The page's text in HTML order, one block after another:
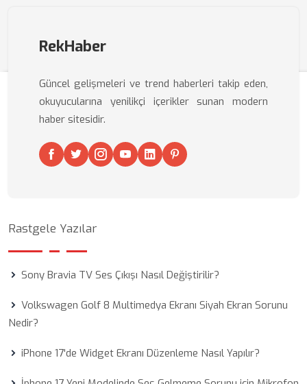
RekHaber
Güncel gelişmeleri ve trend haberleri takip eden,
okuyucularına yenilikçi içerikler sunan modern
haber sitesidir.
Rastgele Yazılar
Sony Bravia TV Ses Çıkışı Nasıl Değiştirilir?
Volkswagen Golf 8 Multimedya Ekranı Siyah Ekran Sorunu
Nedir?
iPhone 17'de Widget Ekranı Düzenleme Nasıl Yapılır?